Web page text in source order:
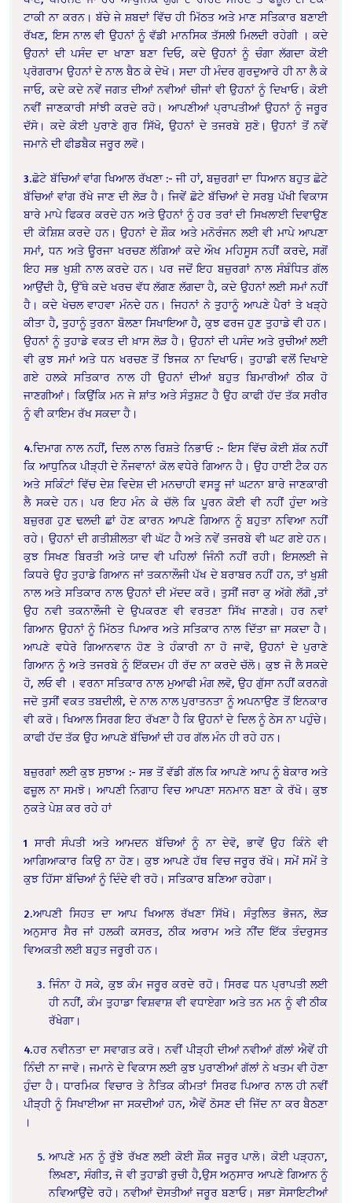
ਟਾਕੀ ਨਾ ਕਰਨ। ਬੱਚੇ ਜੇ ਸ਼ਬਦਾਂ ਵਿੱਚ ਹੀ ਮਿੱਠਤ ਅਤੇ ਮਾਣ ਸਤਿਕਾਰ ਬਣਾਈ
ਰੱਖਣ, ਇਸ ਨਾਲ ਵੀ ਉਹਨਾਂ ਨੂੰ ਵੱਡੀ ਮਾਨਸਿਕ ਤੱਸਲੀ ਮਿਲਦੀ ਰਹੇਗੀ । ਕਦੇ
ਉਹਨਾਂ ਦੀ ਪਸੰਦ ਦਾ ਖਾਣਾ ਬਣਾ ਦਿਓ, ਕਦੇ ਉਹਨਾਂ ਨੂੰ ਚੰਗਾ ਲੱਗਦਾ ਕੋਈ
ਪ੍ਰੋਗਰਾਮ ਉਹਨਾਂ ਦੇ ਨਾਲ ਬੈਠ ਕੇ ਦੇਖੋ। ਸਦਾ ਹੀ ਮੰਦਰ ਗੁਰਦੁਆਰੇ ਹੀ ਨਾ ਲੈ ਕੇ
ਜਾਓ, ਕਦੇ ਕਦੇ ਨਵੇਂ ਜਗਤ ਦੀਆਂ ਨਵੀਆਂ ਚੀਜਾਂ ਵੀ ਉਹਨਾਂ ਨੂੰ ਦਿਖਾਓ। ਕੋਈ
ਨਵੀਂ ਜਾਣਕਾਰੀ ਸਾਂਝੀ ਕਰਦੇ ਰਹੋ। ਆਪਣੀਆਂ ਪ੍ਰਾਪਤੀਆਂ ਉਹਨਾਂ ਨੂੰ ਜਰੂਰ
ਦੱਸੋ। ਕਦੇ ਕੋਈ ਪੁਰਾਣੇ ਗੁਰ ਸਿੱਖੋ, ਉਹਨਾਂ ਦੇ ਤਜਰਬੇ ਸੁਣੋ। ਉਹਨਾਂ ਤੋਂ ਨਵੇਂ
ਜਮਾਨੇ ਦੀ ਫੀਡਬੈਕ ਜਰੂਰ ਲਵੋ।
3.ਛੋਟੇ ਬੱਚਿਆਂ ਵਾਂਗ ਖਿਆਲ ਰੱਖਣਾ :- ਜੀ ਹਾਂ, ਬਜ਼ੁਰਗਾਂ ਦਾ ਧਿਆਨ ਬਹੁਤ ਛੋਟੇ
ਬੱਚਿਆਂ ਵਾਂਗ ਰੱਖੇ ਜਾਣ ਦੀ ਲੋੜ ਹੈ। ਜਿਵੇਂ ਛੋਟੇ ਬੱਚਿਆਂ ਦੇ ਸਰਬੁ ਪੱਖੀ ਵਿਕਾਸ
ਬਾਰੇ ਮਾਪੇ ਫਿਕਰ ਕਰਦੇ ਹਨ ਅਤੇ ਉਹਨਾਂ ਨੂੰ ਹਰ ਤਰਾਂ ਦੀ ਸਿਖਲਾਈ ਦਿਵਾਉਣ
ਦੀ ਕੋਸ਼ਿਸ਼ ਕਰਦੇ ਹਨ। ਉਹਨਾਂ ਦੇ ਸ਼ੌਕ ਅਤੇ ਮਨੋਰੰਜਨ ਲਈ ਵੀ ਮਾਪੇ ਆਪਣਾ
ਸਮਾਂ, ਧਨ ਅਤੇ ਊਰਜਾ ਖਰਚਣ ਲੱਗਿਆਂ ਕਦੇ ਔਖ ਮਹਿਸੂਸ ਨਹੀਂ ਕਰਦੇ, ਸਗੋਂ
ਇਹ ਸਭ ਖੁਸ਼ੀ ਨਾਲ ਕਰਦੇ ਹਨ। ਪਰ ਜਦੋਂ ਇਹ ਬਜ਼ੁਰਗਾਂ ਨਾਲ ਸੰਬੰਧਿਤ ਗੱਲ
ਆਉਂਦੀ ਹੈ, ਉੱਥੇ ਕਦੇ ਖਰਚ ਵੱਧ ਲੱਗਣ ਲੱਗਦਾ ਹੈ, ਕਦੇ ਉਹਨਾਂ ਲਈ ਸਮਾਂ ਨਹੀਂ
ਹੈ। ਕਦੇ ਖੇਚਲ ਵਾਹਵਾ ਮੰਨਦੇ ਹਨ। ਜਿਹਨਾਂ ਨੇ ਤੁਹਾਨੂੰ ਆਪਣੇ ਪੈਰਾਂ ਤੇ ਖੜ੍ਹੇ
ਕੀਤਾ ਹੈ, ਤੁਹਾਨੂੰ ਤੁਰਨਾ ਬੋਲਣਾ ਸਿਖਾਇਆ ਹੈ, ਕੁਝ ਫਰਜ ਹੁਣ ਤੁਹਾਡੇ ਵੀ ਹਨ।
ਉਹਨਾਂ ਨੂੰ ਤੁਹਾਡੇ ਵਕਤ ਦੀ ਖ਼ਾਸ ਲੋੜ ਹੈ। ਉਹਨਾਂ ਦੀ ਪਸੰਦ ਅਤੇ ਰੁਚੀਆਂ ਲਈ
ਵੀ ਕੁਝ ਸਮਾਂ ਅਤੇ ਧਨ ਖਰਚਣ ਤੋਂ ਝਿਜਕ ਨਾ ਦਿਖਾਓ। ਤੁਹਾਡੀ ਵਲੋਂ ਦਿਖਾਏ
ਗਏ ਹਲਕੇ ਸਤਿਕਾਰ ਨਾਲ ਹੀ ਉਹਨਾਂ ਦੀਆਂ ਬਹੁਤ ਬਿਮਾਰੀਆਂ ਠੀਕ ਹੋ
ਜਾਣਗੀਆਂ। ਕਿਉਂਕਿ ਮਨ ਜੇ ਸ਼ਾਂਤ ਅਤੇ ਸੰਤੁਸ਼ਟ ਹੈ ਉਹ ਕਾਫੀ ਹੱਦ ਤੱਕ ਸਰੀਰ
ਨੂੰ ਵੀ ਕਾਇਮ ਰੱਖ ਸਕਦਾ ਹੈ।
4.ਦਿਮਾਗ ਨਾਲ ਨਹੀਂ, ਦਿਲ ਨਾਲ ਰਿਸ਼ਤੇ ਨਿਭਾਓ :- ਇਸ ਵਿੱਚ ਕੋਈ ਸ਼ੱਕ ਨਹੀਂ
ਕਿ ਆਧੁਨਿਕ ਪੀੜ੍ਹੀ ਦੇ ਨੌਜਵਾਨਾਂ ਕੋਲ ਵਧੇਰੇ ਗਿਆਨ ਹੈ। ਉਹ ਹਾਈ ਟੈਕ ਹਨ
ਅਤੇ ਸਕਿੰਟਾਂ ਵਿੱਚ ਦੇਸ਼ ਵਿਦੇਸ਼ ਦੀ ਮਨਚਾਹੀ ਵਸਤੂ ਜਾਂ ਘਟਨਾ ਬਾਰੇ ਜਾਣਕਾਰੀ
ਲੈ ਸਕਦੇ ਹਨ। ਪਰ ਇਹ ਮੰਨ ਕੇ ਚੱਲੋ ਕਿ ਪੂਰਨ ਕੋਈ ਵੀ ਨਹੀਂ ਹੁੰਦਾ ਅਤੇ
ਬਜ਼ੁਰਗ ਹੁਣ ਢਲਦੀ ਛਾਂ ਹੋਣ ਕਾਰਨ ਆਪਣੇ ਗਿਆਨ ਨੂੰ ਬਹੁਤਾ ਨਵਿਆ ਨਹੀਂ
ਰਹੇ। ਉਹਨਾਂ ਦੀ ਗਤੀਸ਼ੀਲਤਾ ਵੀ ਘੱਟ ਹੈ ਅਤੇ ਨਵੇਂ ਤਜਰਬੇ ਵੀ ਘਟ ਗਏ ਹਨ।
ਕੁਝ ਸਿਖਣ ਬਿਰਤੀ ਅਤੇ ਯਾਦ ਵੀ ਪਹਿਲਾਂ ਜਿੰਨੀ ਨਹੀਂ ਰਹੀ। ਇਸਲਈ ਜੇ
ਕਿਧਰੇ ਉਹ ਤੁਹਾਡੇ ਗਿਆਨ ਜਾਂ ਤਕਨਾਲੌਜੀ ਪੱਖ ਦੇ ਬਰਾਬਰ ਨਹੀਂ ਹਨ, ਤਾਂ ਖੁਸ਼ੀ
ਨਾਲ ਅਤੇ ਸਤਿਕਾਰ ਨਾਲ ਉਹਨਾਂ ਦੀ ਮੱਦਦ ਕਰੋ। ਤੁਸੀਂ ਜਰਾ ਕੁ ਅੱਗੇ ਲੱਗੋ ,ਤਾਂ
ਉਹ ਨਵੀ ਤਕਨਾਲੌਜੀ ਦੇ ਉਪਕਰਣ ਵੀ ਵਰਤਣਾ ਸਿੱਖ ਜਾਣਗੇ। ਹਰ ਨਵਾਂ
ਗਿਆਨ ਉਹਨਾਂ ਨੂੰ ਮਿੱਠਤ ਪਿਆਰ ਅਤੇ ਸਤਿਕਾਰ ਨਾਲ ਦਿੱਤਾ ਜ਼ਾ ਸਕਦਾ ਹੈ।
ਆਪਣੇ ਵਧੇਰੇ ਗਿਆਨਵਾਨ ਹੋਣ ਤੇ ਹੰਕਾਰੀ ਨਾ ਹੋ ਜਾਵੋ, ਉਹਨਾਂ ਦੇ ਪੁਰਾਣੇ
ਗਿਆਨ ਨੂੰ ਅਤੇ ਤਜਰਬੇ ਨੂੰ ਇੱਕਦਮ ਹੀ ਰੱਦ ਨਾ ਕਰਦੇ ਚੱਲੋ। ਕੁਝ ਜੋ ਲੈ ਸਕਦੇ
ਹੋ, ਲਓ ਵੀ । ਵਰਨਾ ਸਤਿਕਾਰ ਨਾਲ ਮੁਆਫੀ ਮੰਗ ਲਵੋ, ਉਹ ਗੁੱਸਾ ਨਹੀਂ ਕਰਨਗੇ
ਜਦੋ ਤੁਸੀਂ ਵਕਤ ਤਬਦੀਲੀ, ਦੇ ਨਾਲ ਨਾਲ ਪੁਰਾਤਨਤਾ ਨੂੰ ਅਪਨਾਉਣ ਤੋਂ ਇਨਕਾਰ
ਵੀ ਕਰੋ। ਖਿਆਲ ਸਿਰਗ ਇਹ ਰੱਖਣਾ ਹੈ ਕਿ ਉਹਨਾਂ ਦੇ ਦਿਲ ਨੂੰ ਠੇਸ ਨਾ ਪਹੁੰਚੇ।
ਕਾਫੀ ਹੱਦ ਤੱਕ ਉਹ ਆਪਣੇ ਬੱਚਿਆਂ ਦੀ ਹਰ ਗੱਲ ਮੰਨ ਹੀ ਰਹੇ ਹਨ।
ਬਜ਼ੁਰਗਾਂ ਲਈ ਕੁਝ ਸੁਝਾਅ :- ਸਭ ਤੋਂ ਵੱਡੀ ਗੱਲ ਕਿ ਆਪਣੇ ਆਪ ਨੂੰ ਬੇਕਾਰ ਅਤੇ
ਫਜ਼ੂਲ ਨਾ ਸਮਝੋ। ਆਪਣੀ ਨਿਗਾਹ ਵਿਚ ਆਪਣਾ ਸਨਮਾਨ ਬਣਾ ਕੇ ਰੱਖੋ। ਕੁਝ
ਨੁਕਤੇ ਪੇਸ਼ ਕਰ ਰਹੇ ਹਾਂ
1 ਸਾਰੀ ਸੰਪਤੀ ਅਤੇ ਆਮਦਨ ਬੱਚਿਆਂ ਨੂੰ ਨਾ ਦੇਵੋ, ਭਾਵੇਂ ਉਹ ਕਿੰਨੇ ਵੀ
ਆਗਿਆਕਾਰ ਕਿਉ ਨਾ ਹੋਣ। ਕੁਝ ਆਪਣੇ ਹੱਥ ਵਿਚ ਜਰੂਰ ਰੱਖੋ। ਸਮੇਂ ਸਮੇਂ ਤੇ
ਕੁਝ ਹਿੱਸਾ ਬੱਚਿਆਂ ਨੂੰ ਦਿੰਦੇ ਵੀ ਰਹੋ। ਸਤਿਕਾਰ ਬਣਿਆ ਰਹੇਗਾ।
2.ਆਪਣੀ ਸਿਹਤ ਦਾ ਆਪ ਖਿਆਲ ਰੱਖਣਾ ਸਿੱਖੋ। ਸੰਤੁਲਿਤ ਭੋਜਨ, ਲੋੜ
ਅਨੁਸਾਰ ਸੈਰ ਜਾਂ ਹਲਕੀ ਕਸਰਤ, ਠੀਕ ਅਰਾਮ ਅਤੇ ਨੀਂਦ ਇੱਕ ਤੰਦਰੁਸਤ
ਵਿਅਕਤੀ ਲਈ ਬਹੁਤ ਜਰੂਰੀ ਹਨ।
ਜਿੰਨਾ ਹੋ ਸਕੇ, ਕੁਝ ਕੰਮ ਜਰੂਰ ਕਰਦੇ ਰਹੋ। ਸਿਰਫ ਧਨ ਪ੍ਰਾਪਤੀ ਲਈ
ਹੀ ਨਹੀਂ, ਕੰਮ ਤੁਹਾਡਾ ਵਿਸ਼ਵਾਸ਼ ਵੀ ਵਧਾਏਗਾ ਅਤੇ ਤਨ ਮਨ ਨੂੰ ਵੀ ਠੀਕ
ਰੱਖੇਗਾ।
4.ਹਰ ਨਵੀਨਤਾ ਦਾ ਸਵਾਗਤ ਕਰੋ। ਨਵੀਂ ਪੀੜ੍ਹੀ ਦੀਆਂ ਨਵੀਆਂ ਗੱਲਾਂ ਐਵੇਂ ਹੀ
ਨਿੰਦੀ ਨਾ ਜਾਵੋ। ਜਮਾਨੇ ਦੇ ਵਿਕਾਸ ਲਈ ਕੁਝ ਪੁਰਾਣੀਆਂ ਗੱਲਾਂ ਨੇ ਖਤਮ ਵੀ ਹੋਣਾ
ਹੁੰਦਾ ਹੈ। ਧਾਰਮਿਕ ਵਿਚਾਰ ਤੇ ਨੈਤਿਕ ਕੀਮਤਾਂ ਸਿਰਫ ਪਿਆਰ ਨਾਲ ਹੀ ਨਵੀਂ
ਪੀੜ੍ਹੀ ਨੂੰ ਸਿਖਾਈਆ ਜਾ ਸਕਦੀਆਂ ਹਨ, ਐਵੇਂ ਠੋਸਣ ਦੀ ਜਿੱਦ ਨਾ ਕਰ ਬੈਠਣਾ
।
ਆਪਣੇ ਮਨ ਨੂੰ ਰੁੱਝੇ ਰੱਖਣ ਲਈ ਕੋਈ ਸ਼ੌਕ ਜਰੂਰ ਪਾਲੋ। ਕੋਈ ਪੜ੍ਹਨਾ,
ਲਿਖਣਾ, ਸੰਗੀਤ, ਜੋ ਵੀ ਤੁਹਾਡੀ ਰੁਚੀ ਹੈ,ਉਸ ਅਨੁਸਾਰ ਆਪਣੇ ਗਿਆਨ ਨੂੰ
ਨਵਿਆਉਂਦੇ ਰਹੋ। ਨਵੀਆਂ ਦੋਸਤੀਆਂ ਜਰੂਰ ਬਣਾਓ। ਸਭਾ ਸੋਸਾਇਟੀਆਂ